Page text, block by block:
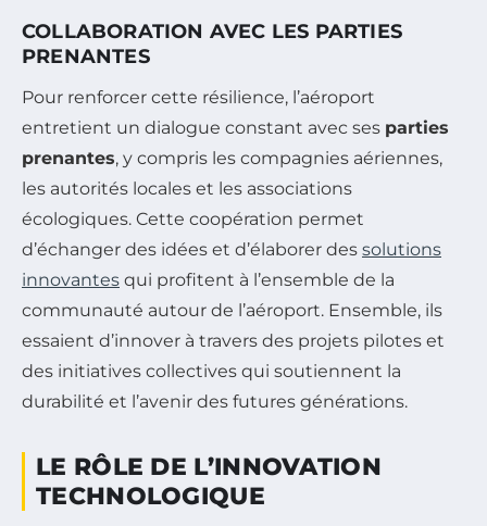
COLLABORATION AVEC LES PARTIES
PRENANTES
Pour renforcer cette résilience, l’aéroport
entretient un dialogue constant avec ses parties
prenantes, y compris les compagnies aériennes,
les autorités locales et les associations
écologiques. Cette coopération permet
d’échanger des idées et d’élaborer des solutions
innovantes qui profitent à l’ensemble de la
communauté autour de l’aéroport. Ensemble, ils
essaient d’innover à travers des projets pilotes et
des initiatives collectives qui soutiennent la
durabilité et l’avenir des futures générations.
LE RÔLE DE L’INNOVATION
TECHNOLOGIQUE